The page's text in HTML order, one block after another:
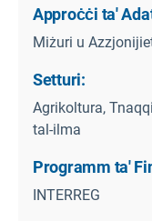
Approċċi ta'
Miżuri u
Setturi:
Agrikoltura,
tal-ilma
Programm ta'
INTERREG